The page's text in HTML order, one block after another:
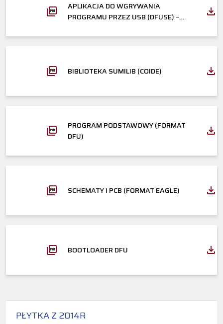
PŁYTKA Z 2014R
APLIKACJA DO WGRYWANIA
PROGRAMU PRZEZ USB (DFUSE) –
BIBLIOTEKA SUMILIB (COIDE)
PROGRAM PODSTAWOWY (FORMAT
DFU)
SCHEMATY I PCB (FORMAT EAGLE)
BOOTLOADER DFU